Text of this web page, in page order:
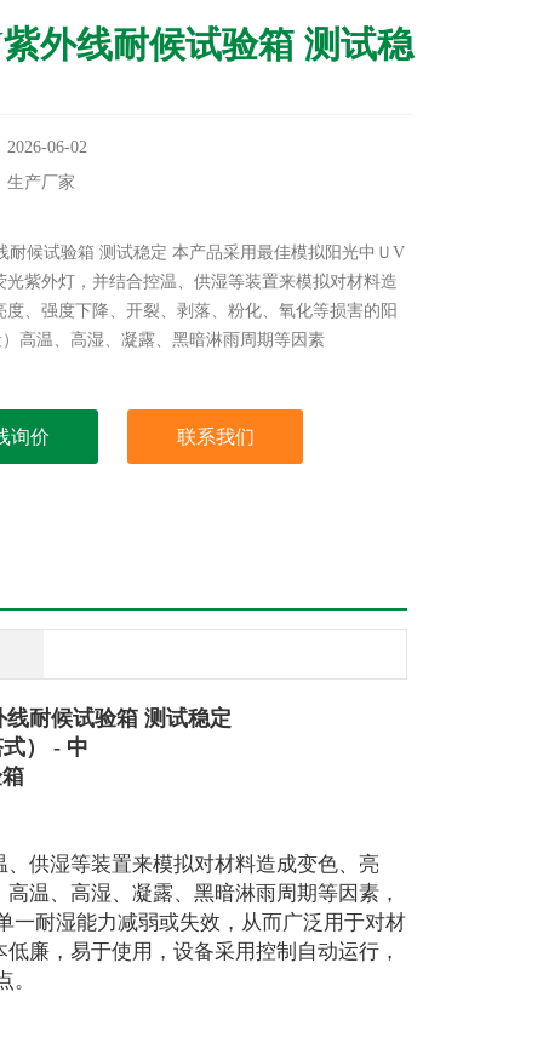
外线耐候试验箱 测试稳
06-02
生产厂家
耐候试验箱 测试稳定 本产品采用最佳模拟阳光中ＵV
光紫外灯，并结合控温、供湿等装置来模拟对材料造
度、强度下降、开裂、剥落、粉化、氧化等损害的阳
高温、高湿、凝露、黑暗淋雨周期等因素
询价 联系我们
线耐候试验箱 测试稳定
） - 中
供湿等装置来模拟对材料造成变色、亮
温、高湿、凝露、黑暗淋雨周期等因素，
一耐湿能力减弱或失效，从而广泛用于对材
廉，易于使用，设备采用控制自动运行，